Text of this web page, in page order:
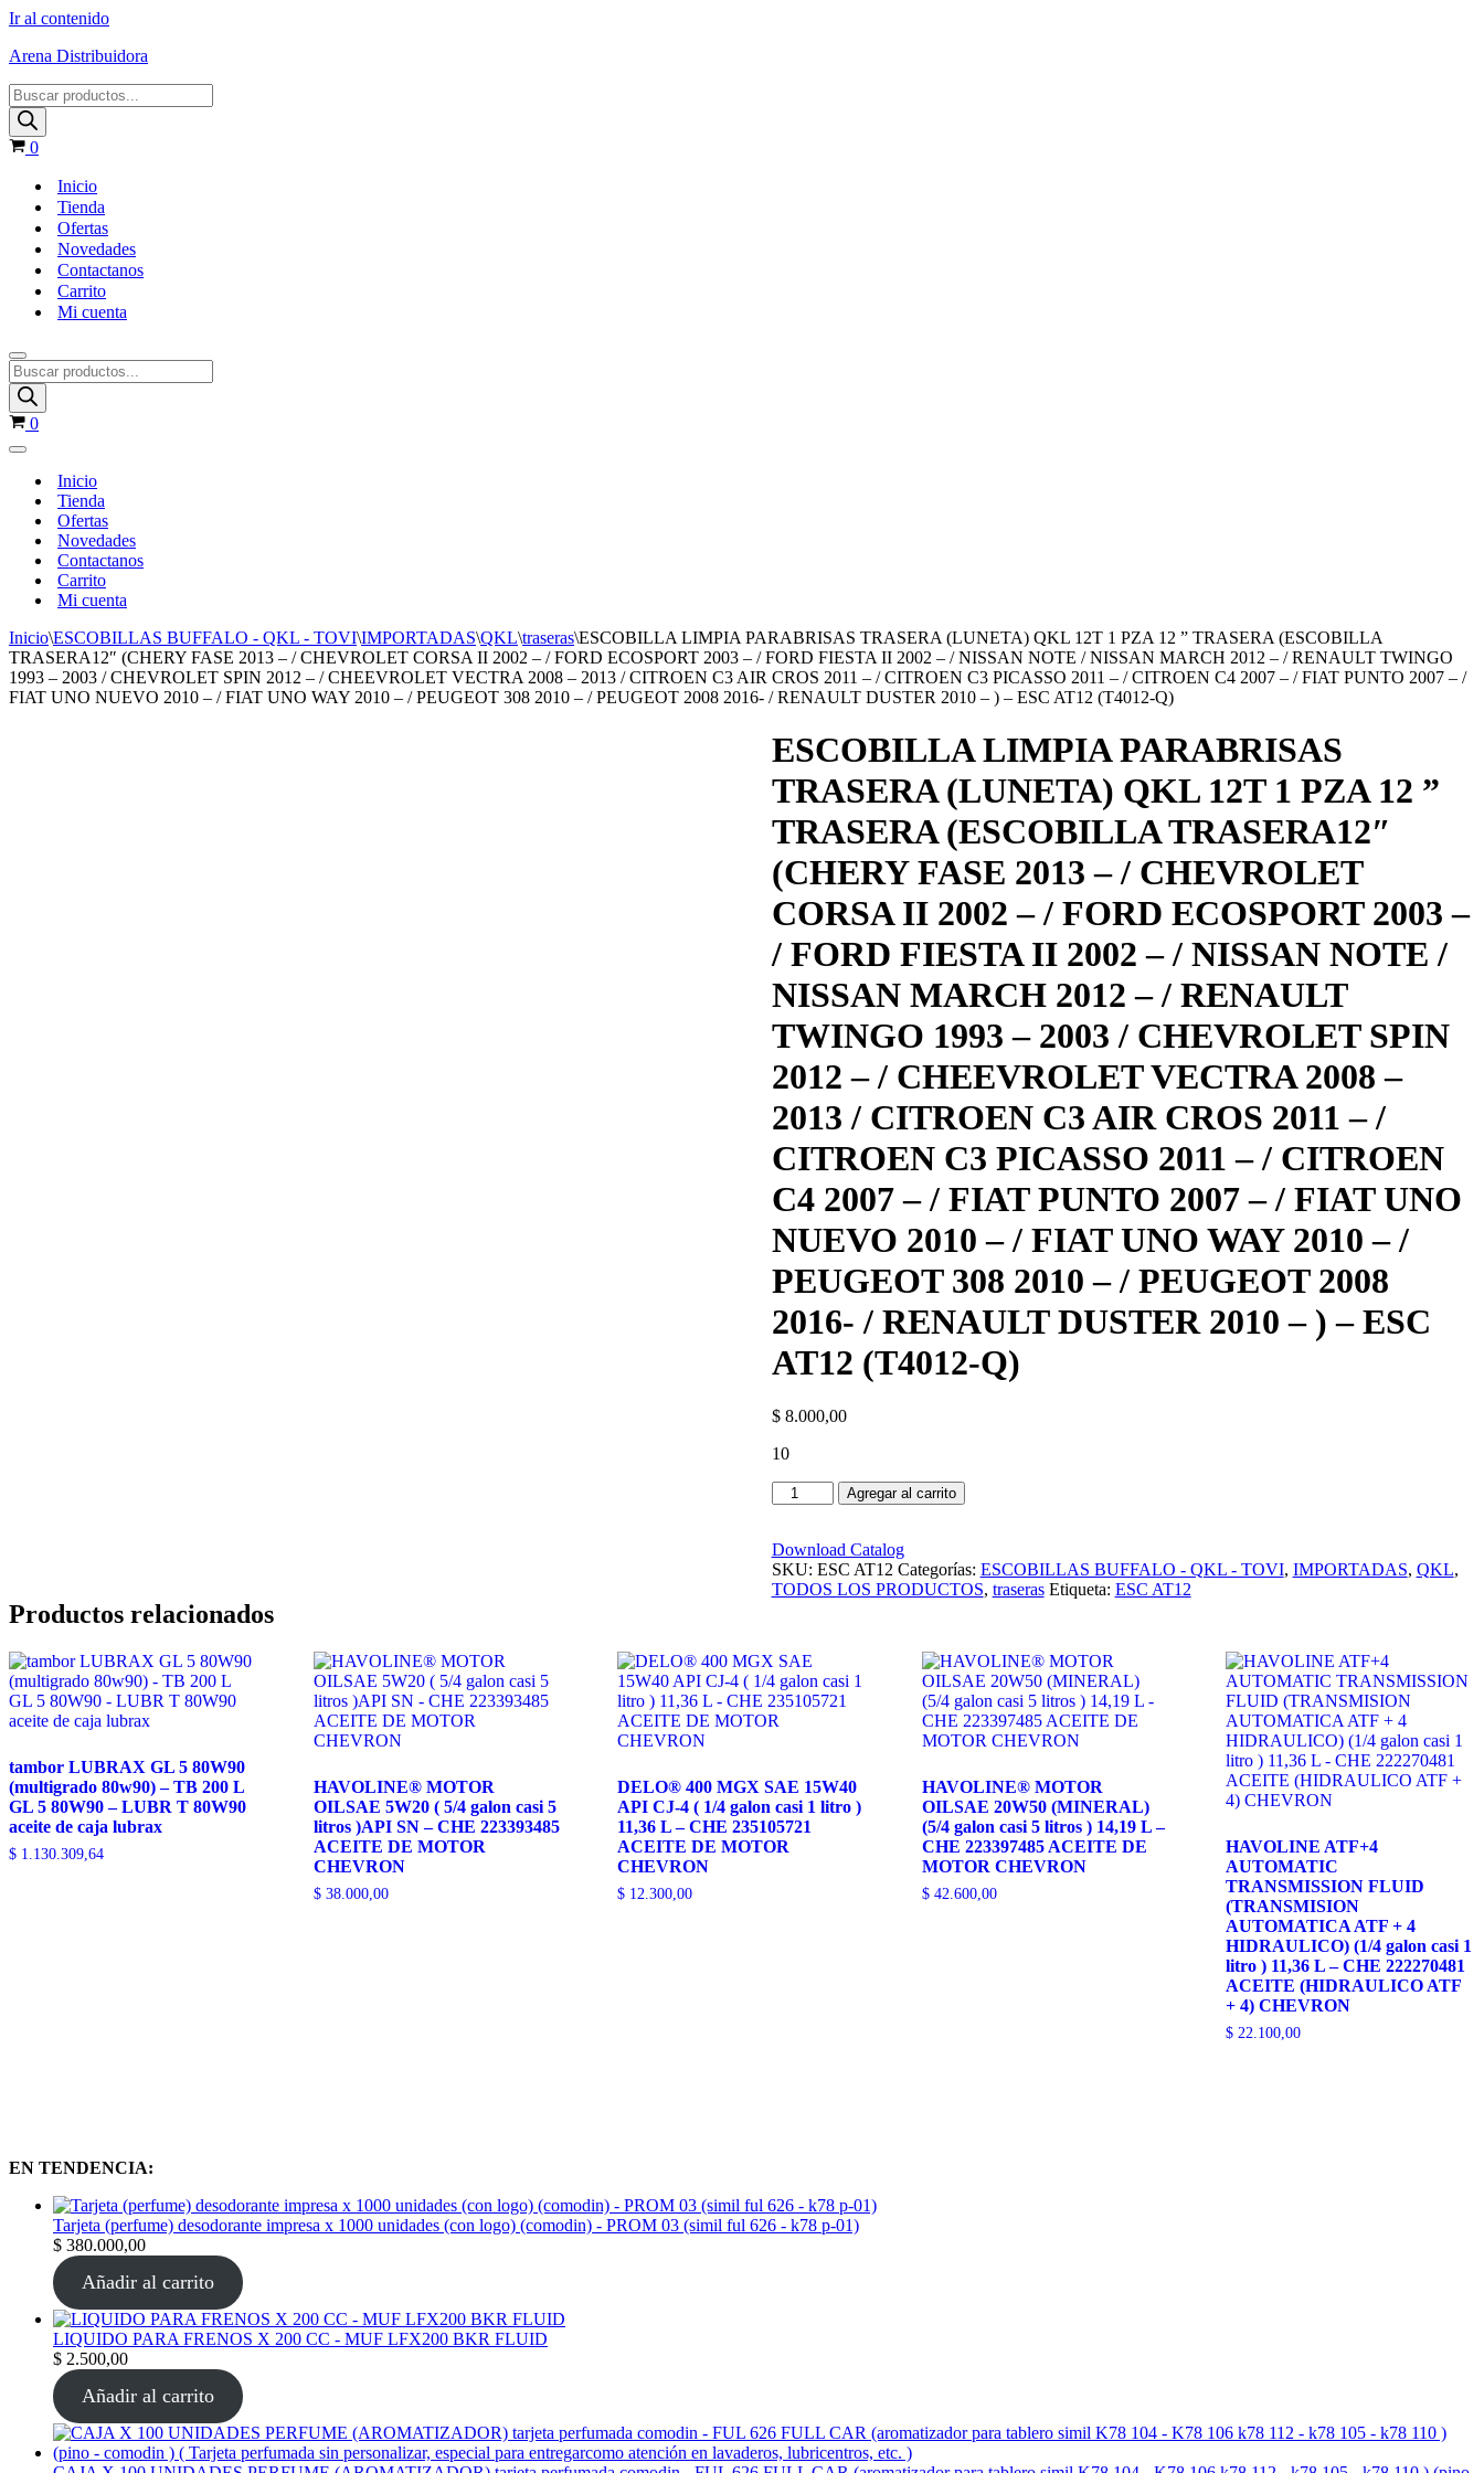
Ir al contenido
Arena Distribuidora
0
Inicio
Tienda
Ofertas
Novedades
Contactanos
Carrito
Mi cuenta
0
Inicio
Tienda
Ofertas
Novedades
Contactanos
Carrito
Mi cuenta
Inicio\ESCOBILLAS BUFFALO - QKL - TOVI\IMPORTADAS\QKL\traseras\ESCOBILLA LIMPIA PARABRISAS TRASERA (LUNETA) QKL 12T 1 PZA 12 ” TRASERA (ESCOBILLA
TRASERA12″ (CHERY FASE 2013 – / CHEVROLET CORSA II 2002 – / FORD ECOSPORT 2003 – / FORD FIESTA II 2002 – / NISSAN NOTE / NISSAN MARCH 2012 – / RENAULT TWINGO
1993 – 2003 / CHEVROLET SPIN 2012 – / CHEEVROLET VECTRA 2008 – 2013 / CITROEN C3 AIR CROS 2011 – / CITROEN C3 PICASSO 2011 – / CITROEN C4 2007 – / FIAT PUNTO 2007 – /
FIAT UNO NUEVO 2010 – / FIAT UNO WAY 2010 – / PEUGEOT 308 2010 – / PEUGEOT 2008 2016- / RENAULT DUSTER 2010 – ) – ESC AT12 (T4012-Q)
ESCOBILLA LIMPIA PARABRISAS
TRASERA (LUNETA) QKL 12T 1 PZA 12 ”
TRASERA (ESCOBILLA TRASERA12″
(CHERY FASE 2013 – / CHEVROLET
CORSA II 2002 – / FORD ECOSPORT 2003 –
/ FORD FIESTA II 2002 – / NISSAN NOTE /
NISSAN MARCH 2012 – / RENAULT
TWINGO 1993 – 2003 / CHEVROLET SPIN
2012 – / CHEEVROLET VECTRA 2008 –
2013 / CITROEN C3 AIR CROS 2011 – /
CITROEN C3 PICASSO 2011 – / CITROEN
C4 2007 – / FIAT PUNTO 2007 – / FIAT UNO
NUEVO 2010 – / FIAT UNO WAY 2010 – /
PEUGEOT 308 2010 – / PEUGEOT 2008
2016- / RENAULT DUSTER 2010 – ) – ESC
AT12 (T4012-Q)
$8.000,00
10
Agregar al carrito
Download Catalog
SKU: ESC AT12 Categorías: ESCOBILLAS BUFFALO - QKL - TOVI, IMPORTADAS, QKL,
TODOS LOS PRODUCTOS, traseras Etiqueta: ESC AT12
Productos relacionados
tambor LUBRAX GL 5 80W90
(multigrado 80w90) – TB 200 L
GL 5 80W90 – LUBR T 80W90
aceite de caja lubrax
$ 1.130.309,64
HAVOLINE® MOTOR
OILSAE 5W20 ( 5/4 galon casi 5
litros )API SN – CHE 223393485
ACEITE DE MOTOR
CHEVRON
$38.000,00
DELO® 400 MGX SAE 15W40
API CJ-4 ( 1/4 galon casi 1 litro )
11,36 L – CHE 235105721
ACEITE DE MOTOR
CHEVRON
$ 12.300,00
HAVOLINE® MOTOR
OILSAE 20W50 (MINERAL)
(5/4 galon casi 5 litros ) 14,19 L –
CHE 223397485 ACEITE DE
MOTOR CHEVRON
$42.600,00
HAVOLINE ATF+4
AUTOMATIC
TRANSMISSION FLUID
(TRANSMISION
AUTOMATICA ATF + 4
HIDRAULICO) (1/4 galon casi 1
litro ) 11,36 L – CHE 222270481
ACEITE (HIDRAULICO ATF
+ 4) CHEVRON
$ 22.100,00
EN TENDENCIA:
Tarjeta (perfume) desodorante impresa x 1000 unidades (con logo) (comodin) - PROM 03 (simil ful 626 - k78 p-01)
$ 380.000,00
Añadir al carrito
LIQUIDO PARA FRENOS X 200 CC - MUF LFX200 BKR FLUID
$ 2.500,00
Añadir al carrito